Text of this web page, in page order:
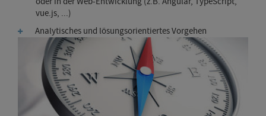
vue.js, ...)
Analytisches und lösungsorientiertes Vorgehen